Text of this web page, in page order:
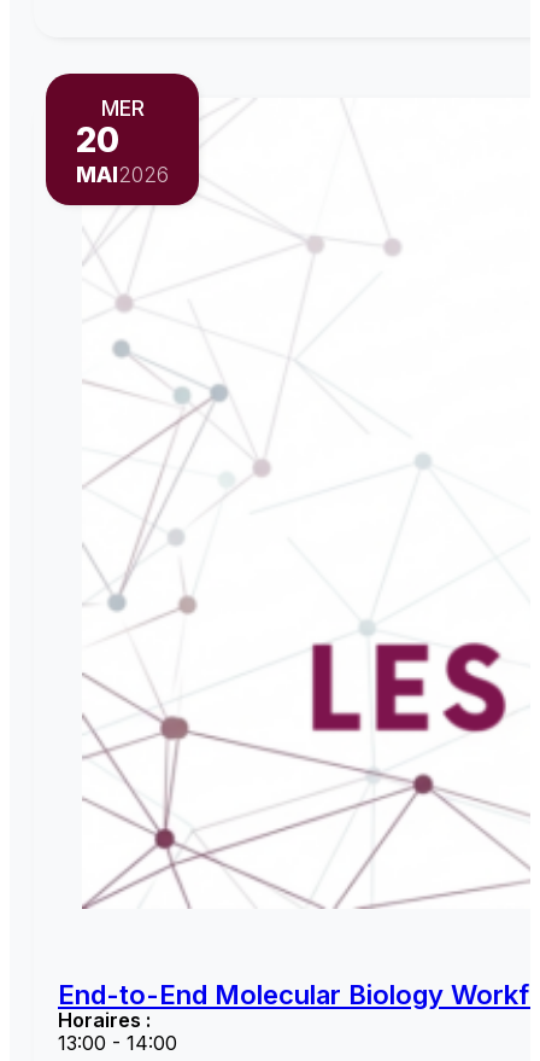
MER
20
MAI2026
End-to-End Molecular Biology
Horaires :
13:00 - 14:00